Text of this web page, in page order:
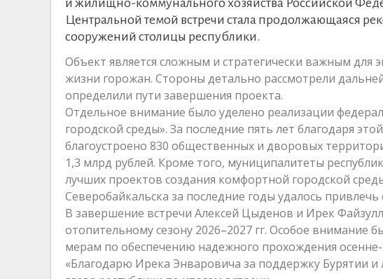
Центральной темой встречи стала продолжающаяся
сооружений столицы республики.
Объект является сложным и стратегически важным для
жизни горожан. Стороны детально рассмотрели
определили пути завершения проекта.
Отдельное внимание было уделено реализации
городской среды». За последние пять лет благодаря
благоустроено 830 общественных и дворовых
1,3 млрд рублей. Кроме того, муниципалитеты
лучших проектов создания комфортной городской
Северобайкальска за последние годы удалось
В завершение встречи Алексей Цыденов и Ирек
отопительному сезону 2026–2027 гг. Особое внимание
мерам по обеспечению надежного прохождения
«Благодарю Ирека Энваровича за поддержку Бурятии